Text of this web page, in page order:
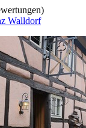
Walldorf